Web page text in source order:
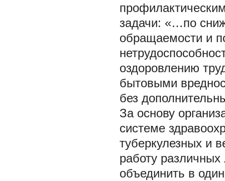
задачи: «…по
обращаемости и
оздоровлению
бытовыми
без
За основу
системе
туберкулезных и
работу
объединить в